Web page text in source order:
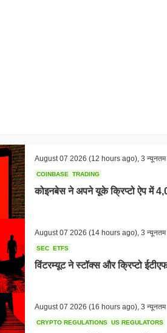
August 07 2026 (12 hours ago) 3 न्यूनतम
COINBASE TRADING
कोइनबेस ने अपने यूके क्रिप्टो ऐप में
August 07 2026 (14 hours ago) 3 न्यूनतम
SEC ETFS
विंटरम्यूट ने स्टॉक्स और क्रिप्टो
August 07 2026 (16 hours ago) 3 न्यूनतम
CRYPTO REGULATIONS US REGULATORS